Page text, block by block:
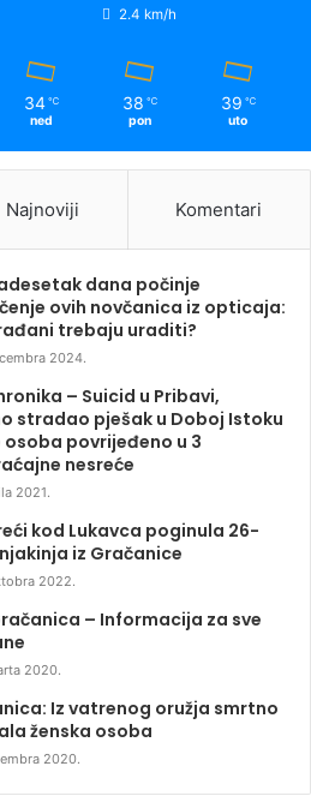
2.4 km/h
34 ℃
ned
38 ℃
pon
39 ℃
uto
Najnoviji Komentari
dana počinje
ovih novčanica iz opticaja:
trebaju uraditi?
2024.
– Suicid u Pribavi,
stradao pješak u Doboj Istoku
osoba povrijeđeno u 3
nesreće
2021.
kod Lukavca poginula 26-
iz Gračanice
2022.
– Informacija za sve
2020.
Iz vatrenog oružja smrtno
ženska osoba
2020.